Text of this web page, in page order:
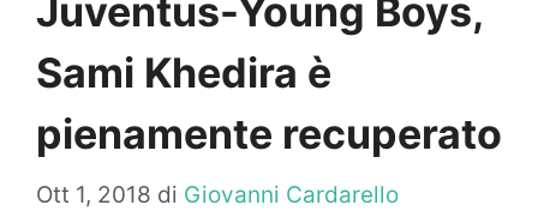
Juventus-Young Boys,
Sami Khedira è
pienamente recuperato
Ott 1, 2018 di Giovanni Cardarello